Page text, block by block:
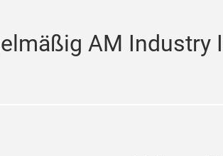
AM Industry